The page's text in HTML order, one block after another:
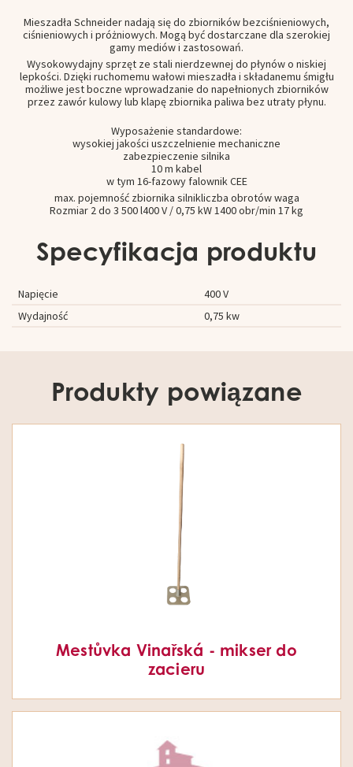
Mieszadła Schneider nadają się do zbiorników bezciśnieniowych,
ciśnieniowych i próżniowych. Mogą być dostarczane dla szerokiej
gamy mediów i zastosowań.
Wysokowydajny sprzęt ze stali nierdzewnej do płynów o niskiej
lepkości. Dzięki ruchomemu wałowi mieszadła i składanemu śmigłu
możliwe jest boczne wprowadzanie do napełnionych zbiorników
przez zawór kulowy lub klapę zbiornika paliwa bez utraty płynu.
Wyposażenie standardowe:
wysokiej jakości uszczelnienie mechaniczne
zabezpieczenie silnika
10 m kabel
w tym 16-fazowy falownik CEE
max. pojemność zbiornika silnikliczba obrotów waga
Rozmiar 2 do 3 500 l400 V / 0,75 kW 1400 obr/min 17 kg
Specyfikacja produktu
Napięcie
400 V
Wydajność
0,75 kw
Produkty powiązane
Mestůvka Vinařská - mikser do
zacieru